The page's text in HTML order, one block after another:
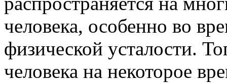
человека, особенно во
физической усталости.
человека на некоторое